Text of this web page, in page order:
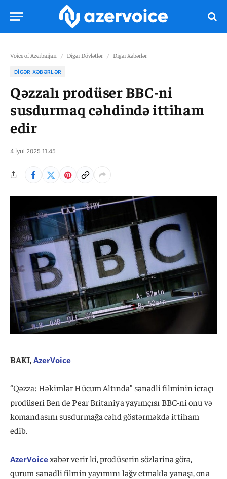
Voice of Azerbaijan / Digər Dövlətlər / Digər Xəbərlər
DIGƏR XƏBƏRLƏR
Qəzzalı prodüser BBC-ni
susdurmaq cəhdində ittiham
edir
4 İyul 2025 11:45
BAKI, AzerVoice
“Qəzza: Həkimlər Hücum Altında” sənədli filminin icraçı
prodüseri Ben de Pear Britaniya yayımçısı BBC-ni onu və
komandasını susdurmağa cəhd göstərməkdə ittiham
edib.
AzerVoicexəbər verir ki, prodüserin sözlərinə görə,
qurum sənədli filmin yayımını ləğv etməklə yanaşı, ona